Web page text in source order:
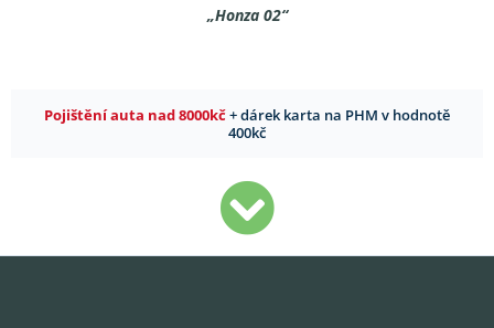
„Honza 02“
Pojištění auta nad 8000kč+ dárek karta na PHM v hodnotě
400kč